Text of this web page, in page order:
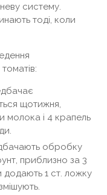
систему.
тоді, коли
щотижня,
молока і 4 крапель
обробку
приблизно за 3
додають 1 ст. ложку